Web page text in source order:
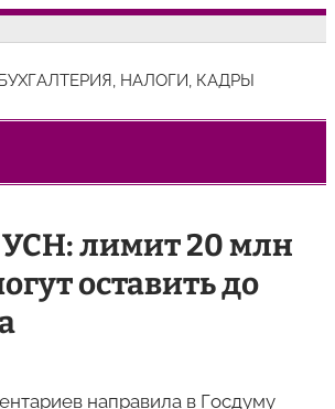
БУХГАЛТЕРИЯ, НАЛОГИ, КАДРЫ
лимит 20 млн
оставить до
направила в Госдуму